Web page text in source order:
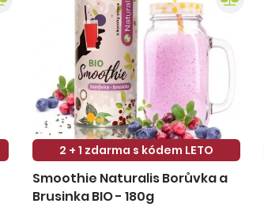
2 + 1 zdarma s kódem LETO
Smoothie Naturalis Borůvka a
Brusinka BIO - 180g